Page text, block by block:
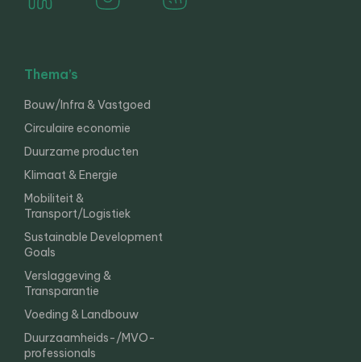
Thema’s
Bouw/Infra & Vastgoed
Circulaire economie
Duurzame producten
Klimaat & Energie
Mobiliteit &
Transport/Logistiek
Sustainable Development
Goals
Verslaggeving &
Transparantie
Voeding & Landbouw
Duurzaamheids-/MVO-
professionals